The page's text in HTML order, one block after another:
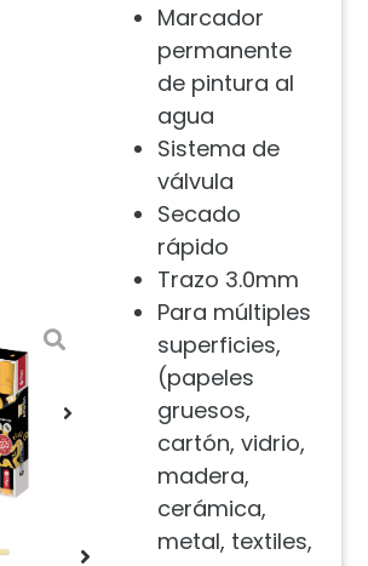
Marcador
permanente
de pintura al
agua
Sistema de
válvula
Secado
rápido
Trazo 3.0mm
Para múltiples
superficies,
(papeles
gruesos,
cartón, vidrio,
madera,
cerámica,
metal, textiles,